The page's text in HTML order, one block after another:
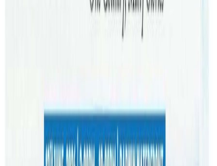
आगो नियन्त्रणमा लिएको थियो ।
कोठामा ल्यापटप चार्ज गरेर राखेकाले त्यसैबाट आगो सल्किएको
हुनसक्ने अनुमान छ ।